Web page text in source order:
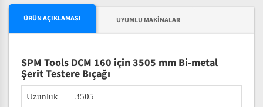
ÜRÜN AÇIKLAMASI UYUMLU MAKINALAR
SPM Tools DCM 160 için 3505 mm Bi-metal
Şerit Testere Bıçağı
Uzunluk 3505